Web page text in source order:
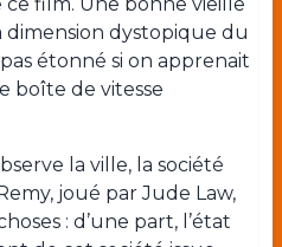
dystopique du
étonné si on apprenait
boîte de vitesse
la ville, la société
joué par Jude Law,
: d’une part, l’état